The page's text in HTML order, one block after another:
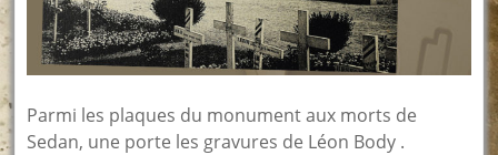
Parmi les plaques du monument aux morts de
Sedan, une porte les gravures de Léon Body .